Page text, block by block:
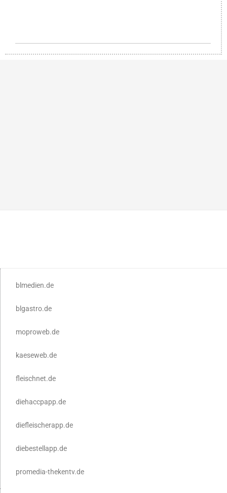
blmedien.de
blgastro.de
moproweb.de
kaeseweb.de
fleischnet.de
diehaccpapp.de
diefleischerapp.de
diebestellapp.de
promedia-thekentv.de